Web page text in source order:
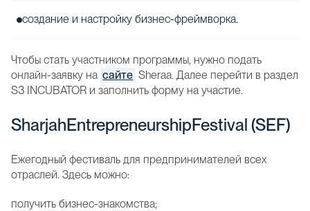
создание и настройку бизнес-фреймворка.
Чтобы стать участником программы, нужно подать
онлайн-заявку на сайте Sheraa. Далее перейти в раздел
S3 INCUBATOR и заполнить форму на участие.
SharjahEntrepreneurshipFestival (SEF)
Ежегодный фестиваль для предпринимателей всех
отраслей. Здесь можно:
получить бизнес-знакомства;